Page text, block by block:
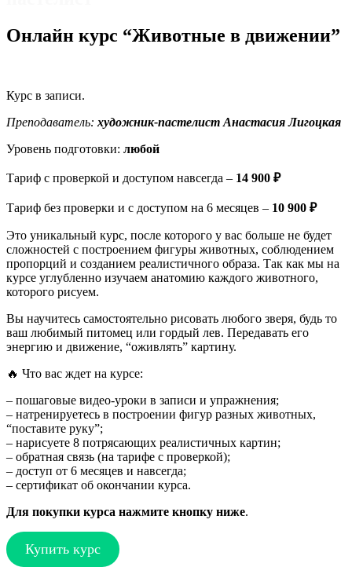
Онлайн курс “Животные в движении”
Курс в записи.
Преподаватель:​ художник-пастелист АнастасияЛигоцкая
Уровень подготовки:​ любой
Тариф с проверкой и доступом навсегда – 14 900 ₽
Тариф без проверки и с доступом на 6 месяцев – 10 900 ₽
Это уникальный курс, после которого у вас больше не будет
сложностей с построением фигуры животных, соблюдением
пропорций и созданием реалистичного образа. Так как мы на
курсе углубленно изучаем анатомию каждого животного,
которого рисуем.
Вы научитесь самостоятельно рисовать любого зверя, будь то
ваш любимый питомец или гордый лев. Передавать его
энергию и движение, “оживлять” картину.
🔥 Что вас ждет на курсе:
– пошаговые видео-уроки в записи и упражнения;
– натренируетесь в построении фигур разных животных,
“поставите руку”;
– нарисуете 8 потрясающих реалистичных картин;
– обратная связь (на тарифе с проверкой);
– доступ от 6 месяцев и навсегда;
– сертификат об окончании курса.
Для покупки курса нажмите кнопку ниже.
Купить курс